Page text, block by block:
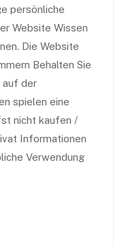
persönliche
Website Wissen
Die Website
Behalten Sie
auf der
spielen eine
nicht kaufen /
Informationen
Verwendung